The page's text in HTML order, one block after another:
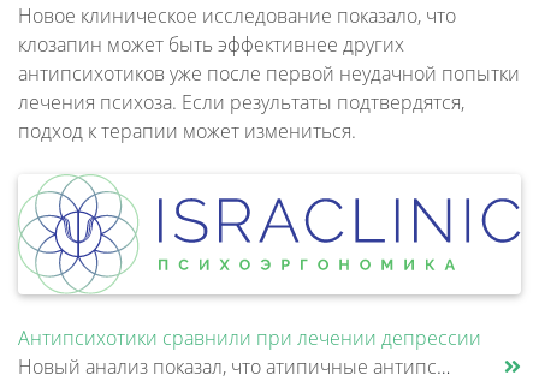
Новое клиническое исследование показало, что
клозапин может быть эффективнее других
антипсихотиков уже после первой неудачной попытки
лечения психоза. Если результаты подтвердятся,
подход к терапии может измениться.
Антипсихотики сравнили при лечении депрессии
Новый анализ показал, что атипичные антипсихотики, которые иногда добавляют к антидепрессантам при большом депрессивном......